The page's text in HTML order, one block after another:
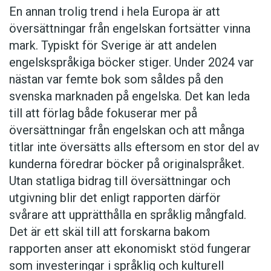
kokböcker, ser bruket av imperativ som ett
bevis för detta.
Fram till ungefär mitten av 1700-talet
behärskade det uppmanande imperativet
kokboksgenren. Alltså: ”stek löken”, ”rör
grädden”. Ibland avlöstes det av pronomenet
man: ”man tager 20. Äggegulor, och slår dem i
ett fat”. Fram emot år 1800 smyger sig
passivkonstruktionen in: ”löken stekes”,
”grädden röres”. Den blir allenarådande i drygt
ett sekel. På det här sättet skriver bland andra
Hagdahl. Men under 1900-talet kommer
imperativet åter till heders, som en del i en mer
informell skrivstil. Någon gång kring 1950 sker
den ganska abrupta övergången. Och den består
En annan trolig trend i hela Europa är att
översättningar från engelskan fortsätter vinna
mark. Typiskt för Sverige är att andelen
engelskspråkiga böcker stiger. Under 2024 var
nästan var femte bok som såldes på den
svenska marknaden på engelska. Det kan leda
till att förlag både fokuserar mer på
översättningar från engelskan och att många
titlar inte översätts alls eftersom en stor del av
kunderna föredrar böcker på originalspråket.
Utan statliga bidrag till översättningar och
utgivning blir det enligt rapporten därför
svårare att upprätthålla en språklig mångfald.
Det är ett skäl till att forskarna bakom
rapporten anser att ekonomiskt stöd fungerar
som investeringar i språklig och kulturell